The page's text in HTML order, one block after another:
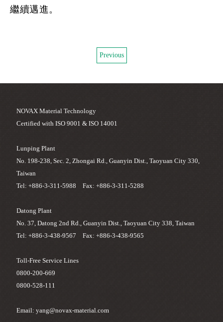
繼續邁進。
Previous
NOVAX Material Technology
Certified with ISO 9001 & ISO 14001
Lunping Plant
No. 198-238, Sec. 2, Zhongai Rd., Guanyin Dist., Taoyuan City 330,
Taiwan
Tel: +886-3-311-5988 Fax: +886-3-311-5288
Datong Plant
No. 37, Datong 2nd Rd., Guanyin Dist., Taoyuan City 338, Taiwan
Tel: +886-3-438-9567 Fax: +886-3-438-9565
Toll-Free Service Lines
0800-200-669
0800-528-111
Email: yang@novax-material.com